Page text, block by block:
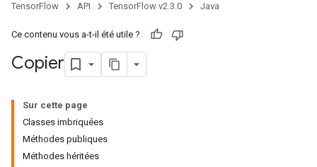
TensorFlow API TensorFlow v2.3.0 Java
Ce contenu vous a-t-il été utile ?
Copier
Sur cette page
Classes imbriquées
Méthodes publiques
Méthodes héritées